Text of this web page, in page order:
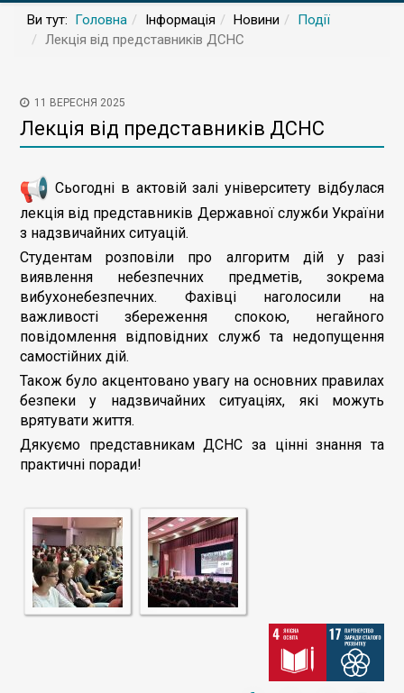
Ви тут: Головна Інформація Новини
Події
Лекція від представників ДСНС
11 ВЕРЕСНЯ 2025
Лекція від представників ДСНС
Сьогодні в актовій залі університету відбулася
лекція від представників Державної служби України
з надзвичайних ситуацій.
Студентам розповіли про алгоритм дій у разі
виявлення небезпечних предметів, зокрема
вибухонебезпечних. Фахівці наголосили на
важливості збереження спокою, негайного
повідомлення відповідних служб та недопущення
самостійних дій.
Також було акцентовано увагу на основних правилах
безпеки у надзвичайних ситуаціях, які можуть
врятувати життя.
Дякуємо представникам ДСНС за цінні знання та
практичні поради!